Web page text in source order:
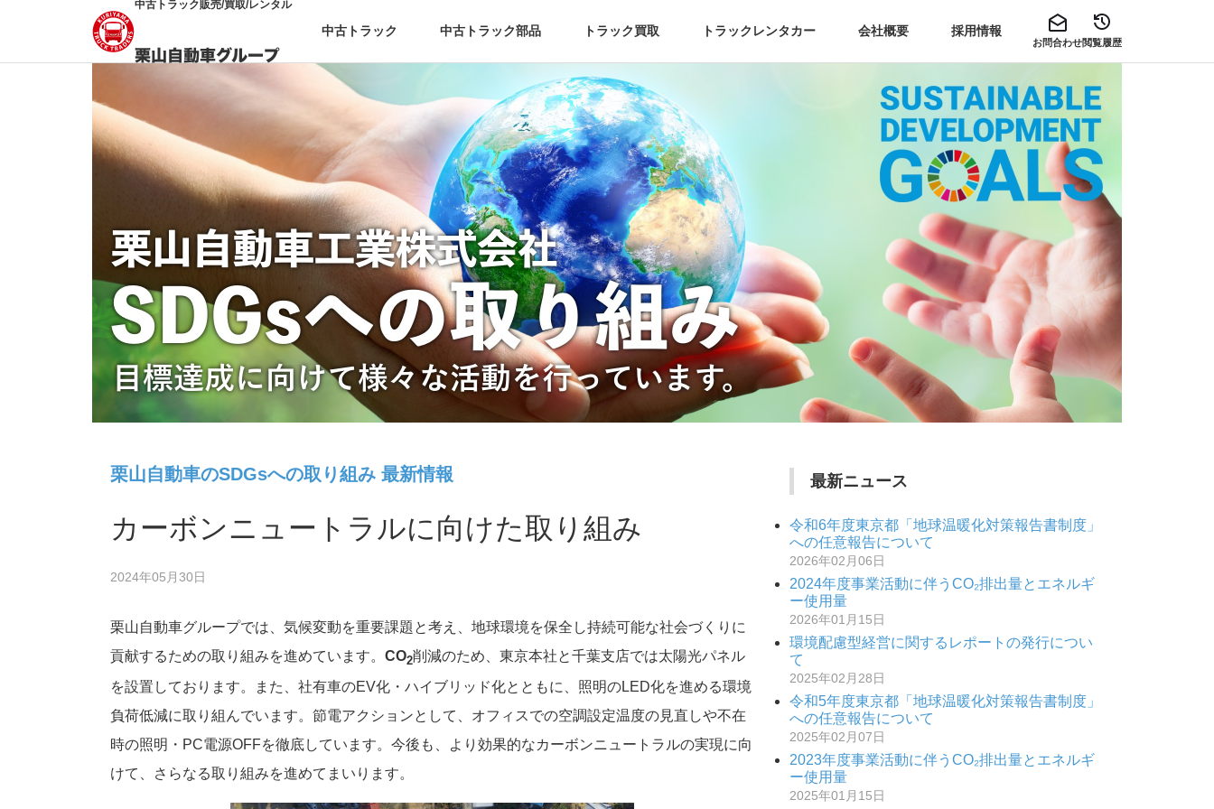
中古トラック販売/買取/レンタル
中古トラック 中古トラック部品 トラック買取 トラックレンタカー 会社概要 採用情報
お問合わせ閲覧履歴
栗山自動車のSDGsへの取り組み 最新情報
カーボンニュートラルに向けた取り組み
2024年05月30日
栗山自動車グループでは、気候変動を重要課題と考え、地球環境を保全し持続可能な社会づくりに
貢献するための取り組みを進めています。 CO2削減のため、東京本社と千葉支店では太陽光パネル
を設置しております。また、社有車のEV化・ハイブリッド化とともに、照明のLED化を進める環境
負荷低減に取り組んでいます。節電アクションとして、オフィスでの空調設定温度の見直しや不在
時の照明・PC電源OFFを徹底しています。今後も、より効果的なカーボンニュートラルの実現に向
けて、さらなる取り組みを進めてまいります。
最新ニュース
令和6年度東京都「地球温暖化対策報告書制度」
への任意報告について
2026年02月06日
2024年度事業活動に伴うCO₂排出量とエネルギ
ー使用量
2026年01月15日
環境配慮型経営に関するレポートの発行につい
て
2025年02月28日
令和5年度東京都「地球温暖化対策報告書制度」
への任意報告について
2025年02月07日
2023年度事業活動に伴うCO₂排出量とエネルギ
ー使用量
2025年01月15日